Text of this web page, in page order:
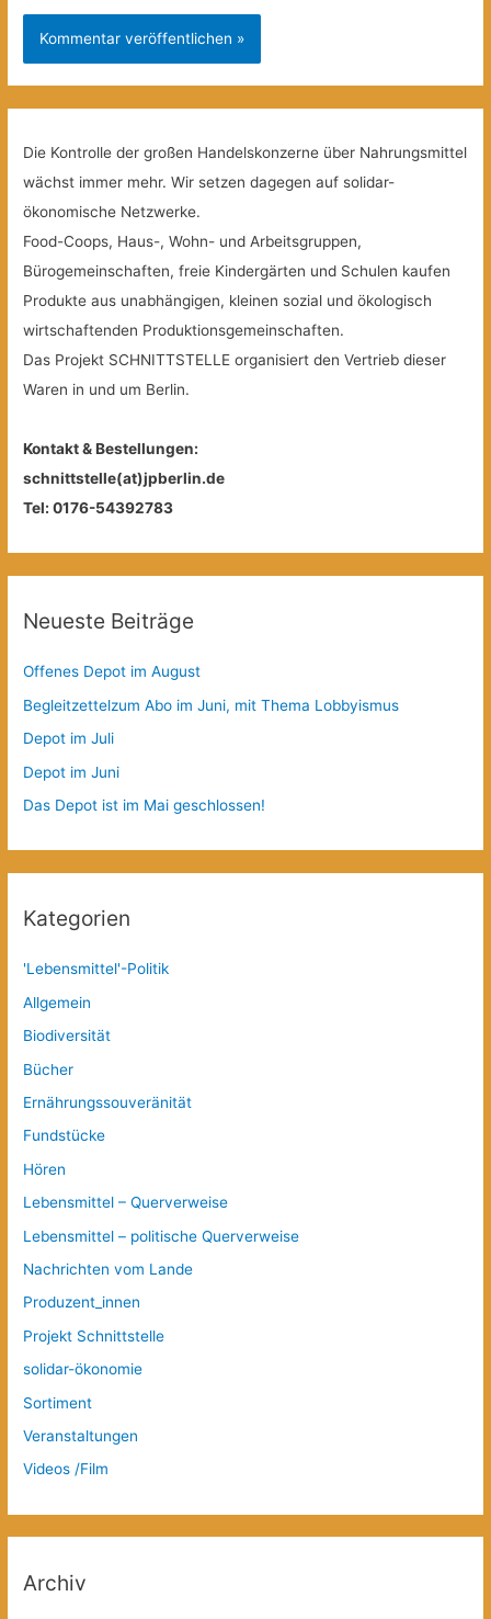
Die Kontrolle der großen Handelskonzerne über Nahrungsmittel
wächst immer mehr. Wir setzen dagegen auf solidar-
ökonomische Netzwerke.
Food-Coops, Haus-, Wohn- und Arbeitsgruppen,
Bürogemeinschaften, freie Kindergärten und Schulen kaufen
Produkte aus unabhängigen, kleinen sozial und ökologisch
wirtschaftenden Produktionsgemeinschaften.
Das Projekt SCHNITTSTELLE organisiert den Vertrieb dieser
Waren in und um Berlin.
Kontakt & Bestellungen:
schnittstelle(at)jpberlin.de
Tel: 0176-54392783
Neueste Beiträge
Offenes Depot im August
Begleitzettelzum Abo im Juni, mit Thema Lobbyismus
Depot im Juli
Depot im Juni
Das Depot ist im Mai geschlossen!
Kategorien
'Lebensmittel'-Politik
Allgemein
Biodiversität
Bücher
Ernährungssouveränität
Fundstücke
Hören
Lebensmittel – Querverweise
Lebensmittel – politische Querverweise
Nachrichten vom Lande
Produzent_innen
Projekt Schnittstelle
solidar-ökonomie
Sortiment
Veranstaltungen
Videos /Film
Archiv